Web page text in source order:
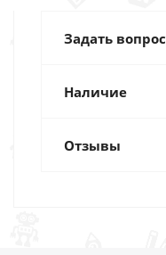
Задать вопрос
Наличие
Отзывы